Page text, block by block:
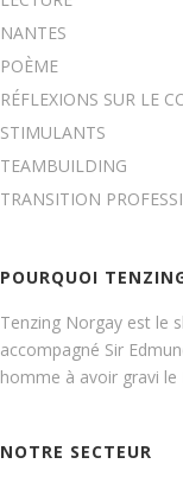
NANTES
POÈME
RÉFLEXIONS SUR LE
STIMULANTS
TEAMBUILDING
TRANSITION
POURQUOI
Tenzing Norgay est le
accompagné Sir
homme à avoir gravi le
NOTRE SECTEUR